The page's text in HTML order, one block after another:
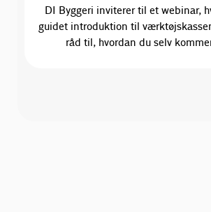
DI Byggeri inviterer til et webinar,
guidet introduktion til
råd til, hvordan du selv